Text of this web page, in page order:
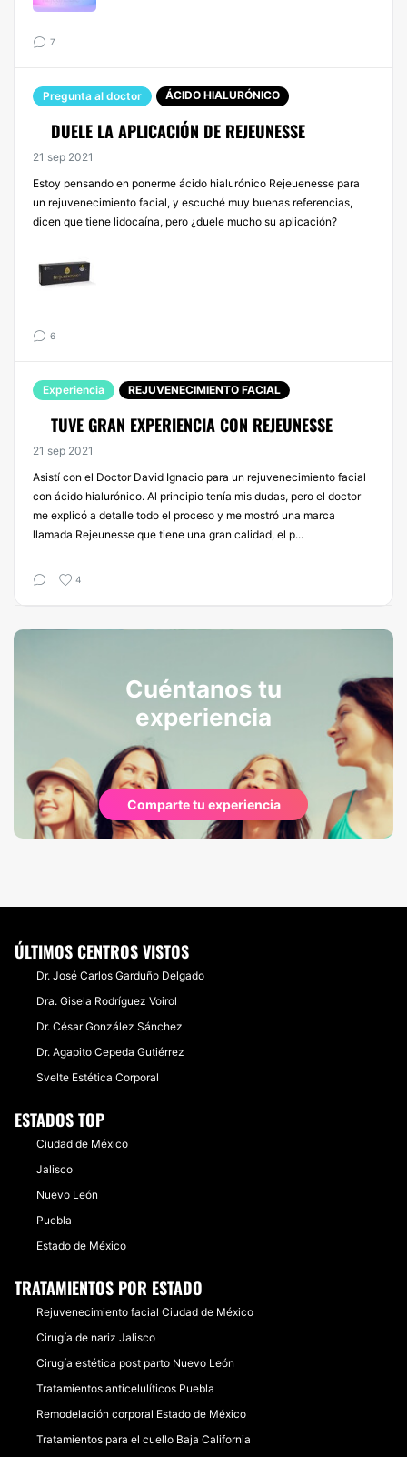
7
Pregunta al doctor ÁCIDO HIALURÓNICO
DUELE LA APLICACIÓN DE REJEUNESSE
21 sep 2021
Estoy pensando en ponerme ácido hialurónico Rejeuenesse para
un rejuvenecimiento facial, y escuché muy buenas referencias,
dicen que tiene lidocaína, pero ¿duele mucho su aplicación?
6
Experiencia REJUVENECIMIENTO FACIAL
TUVE GRAN EXPERIENCIA CON REJEUNESSE
21 sep 2021
Asistí con el Doctor David Ignacio para un rejuvenecimiento facial
con ácido hialurónico. Al principio tenía mis dudas, pero el doctor
me explicó a detalle todo el proceso y me mostró una marca
llamada Rejeunesse que tiene una gran calidad, el p...
4
Cuéntanos tu
experiencia
Comparte tu experiencia
ÚLTIMOS CENTROS VISTOS
Dr. José Carlos Garduño Delgado
Dra. Gisela Rodríguez Voirol
Dr. César González Sánchez
Dr. Agapito Cepeda Gutiérrez
Svelte Estética Corporal
ESTADOS TOP
Ciudad de México
Jalisco
Nuevo León
Puebla
Estado de México
TRATAMIENTOS POR ESTADO
Rejuvenecimiento facial Ciudad de México
Cirugía de nariz Jalisco
Cirugía estética post parto Nuevo León
Tratamientos anticelulíticos Puebla
Remodelación corporal Estado de México
Tratamientos para el cuello Baja California